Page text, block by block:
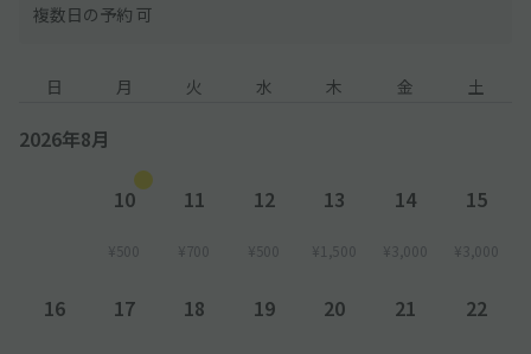
複数日の予約 可
日 月 火 水 木 金 土
2026年8月
10
¥500
11
¥700
12
¥500
13
¥1,500
14
¥3,000
15
¥3,000
16 17 18 19 20 21 22